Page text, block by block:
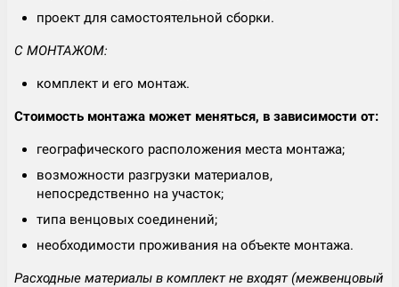
проект для самостоятельной сборки.
С МОНТАЖОМ:
комплект и его монтаж.
Стоимость монтажа может меняться, в зависимости от:
географического расположения места монтажа;
возможности разгрузки материалов,
непосредственно на участок;
типа венцовых соединений;
необходимости проживания на объекте монтажа.
Расходные материалы в комплект не входят (межвенцовый